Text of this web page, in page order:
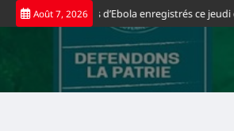
Skip
to
Août 7, 2026
cas positifs d’Ebola enregistrés ce jeudi